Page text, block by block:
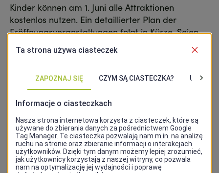
Kinder können am 1. Juni alle Attraktionen
kostenlos nutzen. Ein detaillierter Plan der
Eröffnungsveranstaltungen folgt in Kürze. Seien
Tag voller Abenteuer in der Wasserfabrik.
Wann:
1. Juni 2024, ganztags
Wo:Wasserfabrik, ul. 1 Maja 41, Szczecin>>>
Weitre Informationen auf fabrykawody.eu
Facebookseite der Wasserfabrik>>>